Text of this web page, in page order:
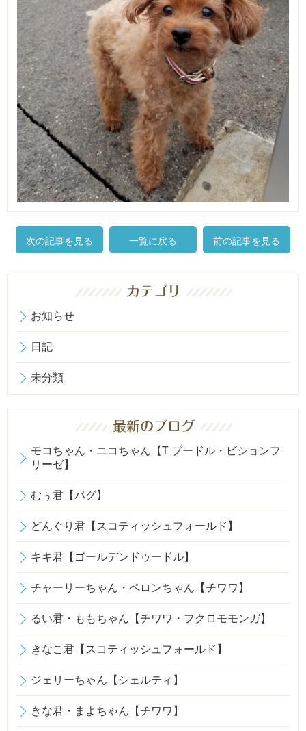
次の記事を見る 一覧に戻る 前の記事を見る
お知らせ
日記
未分類
モコちゃん・ニコちゃん【T プードル・ビションフ
リーゼ】
むぅ君【パグ】
どんぐり君【スコティッシュフォールド】
キキ君【ゴールデンドゥードル】
チャーリーちゃん・ペロンちゃん【チワワ】
るい君・ももちゃん【チワワ・フクロモモンガ】
きなこ君【スコティッシュフォールド】
ジェリーちゃん【シェルティ】
きな君・まよちゃん【チワワ】